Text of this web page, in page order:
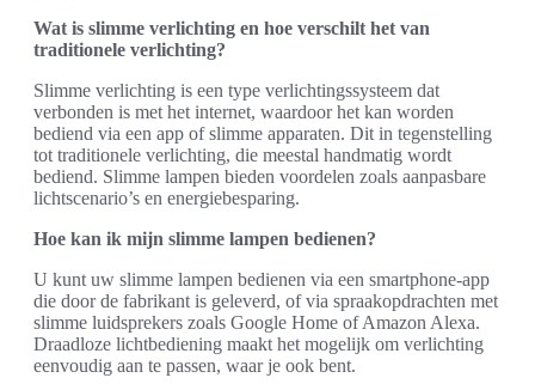
Wat is slimme verlichting en hoe verschilt het van
traditionele verlichting?
Slimme verlichting is een type verlichtingssysteem dat
verbonden is met het internet, waardoor het kan worden
bediend via een app of slimme apparaten. Dit in tegenstelling
tot traditionele verlichting, die meestal handmatig wordt
bediend. Slimme lampen bieden voordelen zoals aanpasbare
lichtscenario’s en energiebesparing.
Hoe kan ik mijn slimme lampen bedienen?
U kunt uw slimme lampen bedienen via een smartphone-app
die door de fabrikant is geleverd, of via spraakopdrachten met
slimme luidsprekers zoals Google Home of Amazon Alexa.
Draadloze lichtbediening maakt het mogelijk om verlichting
eenvoudig aan te passen, waar je ook bent.